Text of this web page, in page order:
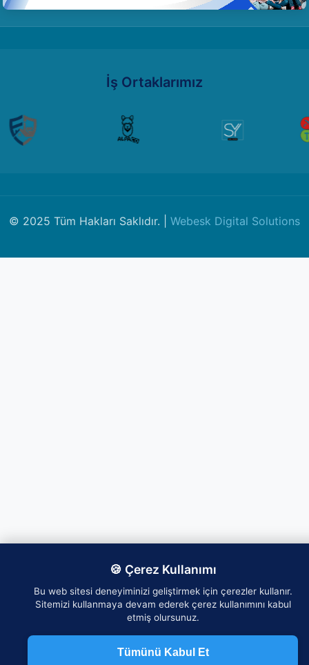
İş Ortaklarımız
© 2025 Tüm Hakları Saklıdır. | Webesk Digital Solutions
🍪 Çerez Kullanımı
Bu web sitesi deneyiminizi geliştirmek için çerezler kullanır.
Sitemizi kullanmaya devam ederek çerez kullanımını kabul
etmiş olursunuz.
Tümünü Kabul Et